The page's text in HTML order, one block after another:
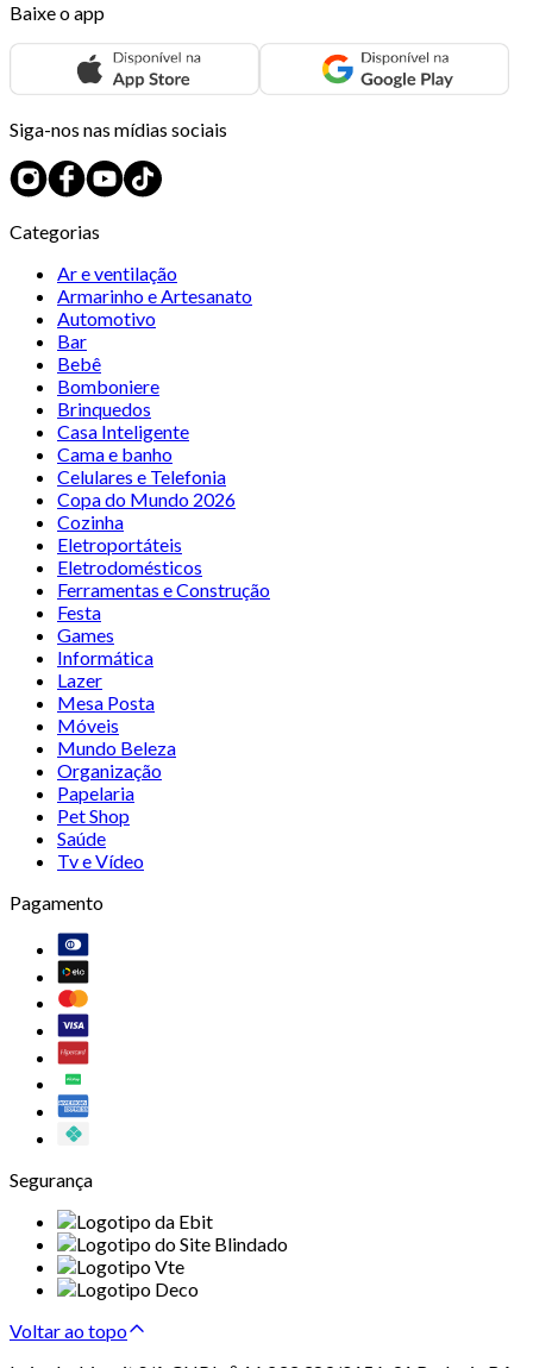
Baixe o app
Siga-nos nas mídias sociais
Categorias
Ar e ventilação
Armarinho e Artesanato
Automotivo
Bar
Bebê
Bomboniere
Brinquedos
Casa Inteligente
Cama e banho
Celulares e Telefonia
Copa do Mundo 2026
Cozinha
Eletroportáteis
Eletrodomésticos
Ferramentas e Construção
Festa
Games
Informática
Lazer
Mesa Posta
Móveis
Mundo Beleza
Organização
Papelaria
Pet Shop
Saúde
Tv e Vídeo
Pagamento
Segurança
Voltar ao topo